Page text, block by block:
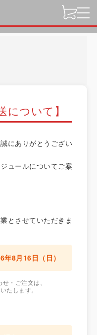
t
o
g
について】
にありがとうござい
ュールについてご案
とさせていただきま
8月16日（日）
・ご注文は、
たします。